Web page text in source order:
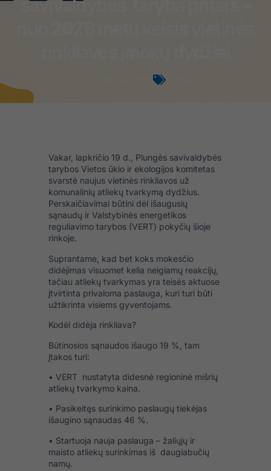
savivaldybės taryba pritars –
Vakar, lapkričio 19 d., Plungės savivaldybės
tarybos Vietos ūkio ir ekologijos komitetas
svarstė naujus vietinės rinkliavos už
komunalinių atliekų tvarkymą dydžius.
Perskaičiavimai būtini dėl išaugusių
sąnaudų ir Valstybinės energetikos
reguliavimo tarybos (VERT) pokyčių šioje
rinkoje.
Suprantame, kad bet koks mokesčio
didėjimas visuomet kelia neigiamų reakcijų,
tačiau atliekų tvarkymas yra teisės aktuose
įtvirtinta privaloma paslauga, kuri turi būti
užtikrinta visiems gyventojams.
Kodėl didėja rinkliava?
Būtinosios sąnaudos išaugo 19 %, tam
įtakos turi:
• VERT nustatyta didesnė regioninė mišrių
atliekų tvarkymo kaina.
• Pasikeitęs surinkimo paslaugų tiekėjas
išaugino sąnaudas 46 %.
• Startuoja nauja paslauga – žaliųjų ir
maisto atliekų surinkimas iš daugiabučių
namų.